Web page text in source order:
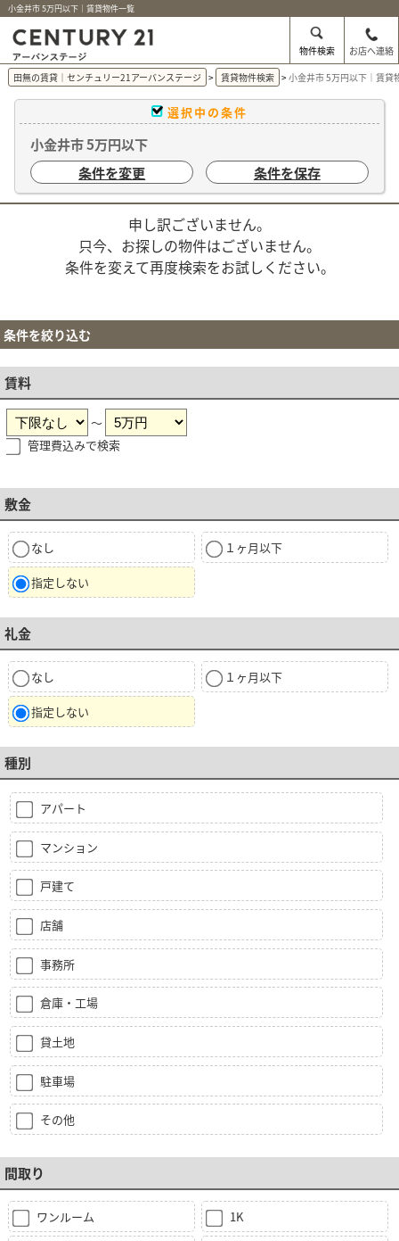
小金井市 5万円以下｜賃貸物件一覧
物件検索
お店へ連絡
田無の賃貸｜センチュリー21アーバンステージ
賃貸物件検索 小金井市 5万円以下｜賃貸
選択中の条件
小金井市 5万円以下
条件を変更
条件を保存
申し訳ございません。
只今、お探しの物件はございません。
条件を変えて再度検索をお試しください。
条件を絞り込む
賃料
～
管理費込みで検索
敷金
なし １ヶ月以下
指定しない
礼金
なし １ヶ月以下
指定しない
種別
アパート
マンション
戸建て
店舗
事務所
倉庫・工場
貸土地
駐車場
その他
間取り
ワンルーム 1K